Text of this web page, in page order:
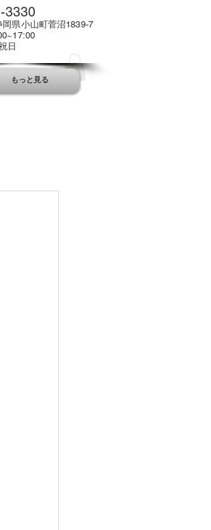
3330
県小山町菅沼1839-7
日
もっと見る